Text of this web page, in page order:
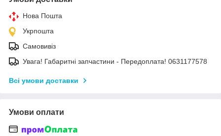
Нова Пошта
Укрпошта
Самовивіз
Увага! Габаритні запчастини - Передоплата! 0631177578
Всі умови доставки
Умови оплати